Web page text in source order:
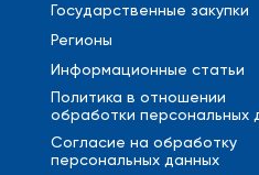
Государственные закупки
Регионы
Информационные статьи
Политика в отношении
обработки персональных
Cогласие на обработку
персональных данных